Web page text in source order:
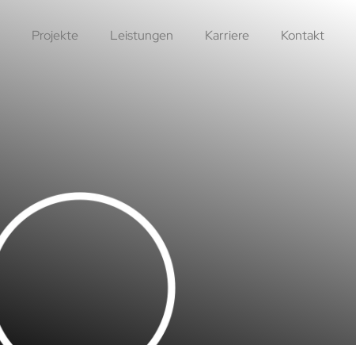
Projekte Leistungen Karriere Kontakt